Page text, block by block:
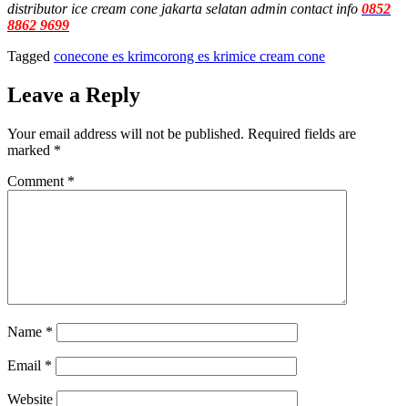
distributor ice cream cone jakarta selatan admin contact info 0852
8862 9699
Tagged conecone es krimcorong es krimice cream cone
Leave a Reply
Your email address will not be published. Required fields are
marked *
Comment *
Name *
Email *
Website